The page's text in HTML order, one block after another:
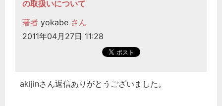
の取扱いについて
著者 yokabe さん
2011年04月27日 11:28
akijinさん返信ありがとうございました。